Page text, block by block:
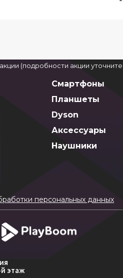
(подробности акции
Смартфоны
Планшеты
Dyson
Аксессуары
Наушники
персональных данных
cookie
этаж